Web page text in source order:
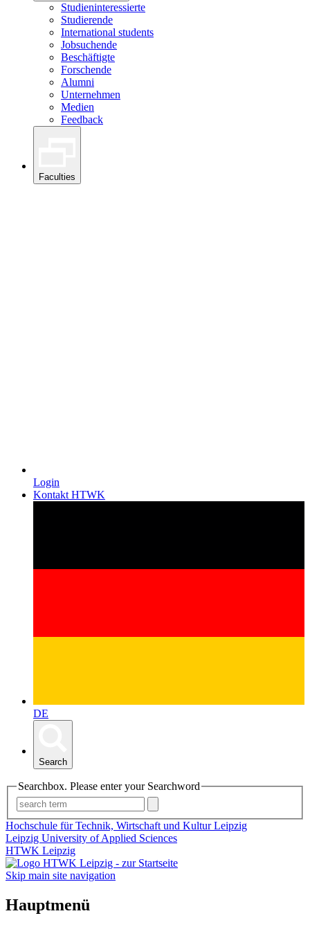
Studieninteressierte
Studierende
International students
Jobsuchende
Beschäftigte
Forschende
Alumni
Unternehmen
Medien
Feedback
Faculties
Login
Kontakt HTWK
DE
Search
Searchbox. Please enter your Searchword
Hochschule für Technik, Wirtschaft und Kultur Leipzig
Leipzig University of Applied Sciences
HTWK Leipzig
Skip main site navigation
Hauptmenü